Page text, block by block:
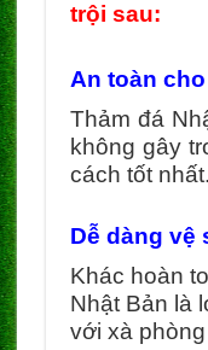
trội sau:
An toàn
Thảm đá
không gây
cách tốt nhất.
Dễ dàng vệ
Khác hoàn
Nhật Bản là
với xà